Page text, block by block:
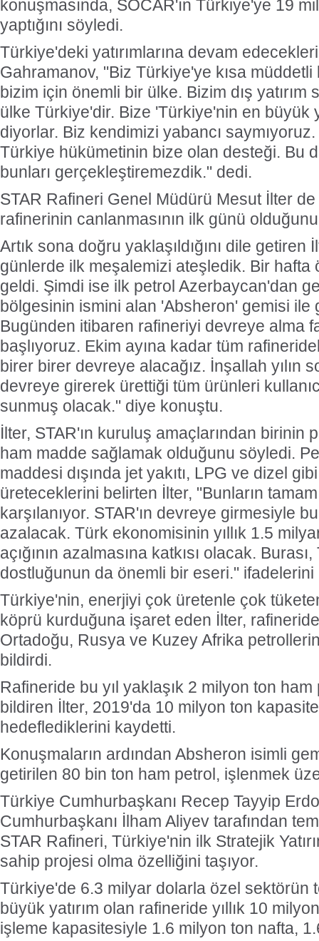
konuşmasında, SOCAR'ın Türkiye'ye 19
yaptığını söyledi.
Türkiye'deki yatırımlarına devam
Gahramanov, "Biz Türkiye'ye kısa
bizim için önemli bir ülke. Bizim dış
ülke Türkiye'dir. Bize 'Türkiye'nin en büyük
diyorlar. Biz kendimizi yabancı
Türkiye hükümetinin bize olan desteği. Bu
bunları gerçekleştiremezdik." dedi.
STAR Rafineri Genel Müdürü Mesut İlter
rafinerinin canlanmasının ilk günü
Artık sona doğru yaklaşıldığını dile getiren
günlerde ilk meşalemizi ateşledik. Bir hafta
geldi. Şimdi ise ilk petrol Azerbaycan'dan
bölgesinin ismini alan 'Absheron' gemisi ile
Bugünden itibaren rafineriyi devreye alma
başlıyoruz. Ekim ayına kadar tüm
birer birer devreye alacağız. İnşallah yılın
devreye girerek ürettiği tüm ürünleri
sunmuş olacak." diye konuştu.
İlter, STAR'ın kuruluş amaçlarından birinin
ham madde sağlamak olduğunu söyledi.
maddesi dışında jet yakıtı, LPG ve dizel
üreteceklerini belirten İlter, "Bunların
karşılanıyor. STAR'ın devreye girmesiyle
azalacak. Türk ekonomisinin yıllık 1.5
açığının azalmasına katkısı olacak.
dostluğunun da önemli bir eseri." ifadelerini
Türkiye'nin, enerjiyi çok üretenle çok
köprü kurduğuna işaret eden İlter, rafineride
Ortadoğu, Rusya ve Kuzey Afrika
bildirdi.
Rafineride bu yıl yaklaşık 2 milyon ton
bildiren İlter, 2019'da 10 milyon ton
hedeflediklerini kaydetti.
Konuşmaların ardından Absheron isimli
getirilen 80 bin ton ham petrol, işlenmek
Türkiye Cumhurbaşkanı Recep Tayyip
Cumhurbaşkanı İlham Aliyev tarafından
STAR Rafineri, Türkiye'nin ilk Stratejik
sahip projesi olma özelliğini taşıyor.
Türkiye'de 6.3 milyar dolarla özel sektörün
büyük yatırım olan rafineride yıllık 10
işleme kapasitesiyle 1.6 milyon ton nafta,